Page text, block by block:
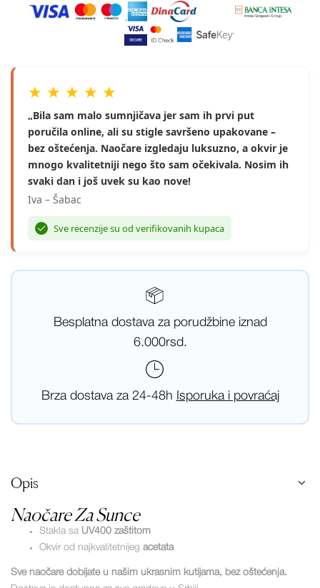
★ ★ ★ ★ ★
„Bila sam malo sumnjičava jer sam ih prvi put
poručila online, ali su stigle savršeno upakovane –
bez oštećenja. Naočare izgledaju luksuzno, a okvir je
mnogo kvalitetniji nego što sam očekivala. Nosim ih
svaki dan i još uvek su kao nove!
Iva – Šabac
Sve recenzije su od verifikovanih kupaca
Besplatna dostava za porudžbine iznad
6.000rsd.
Brza dostava za 24-48h Isporuka i povraćaj
Opis
Naočare Za Sunce
Stakla sa UV400 zaštitom
Okvir od najkvalitetnijeg acetata
Sve naočare dobijate u našim ukrasnim kutijama, bez oštećenja.